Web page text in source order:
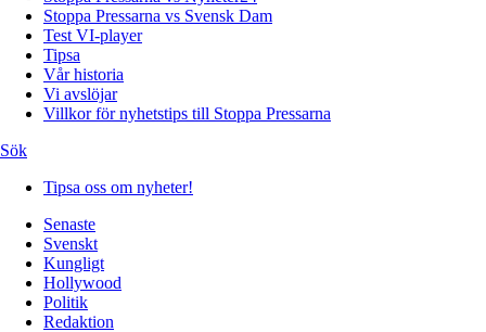
Stoppa Pressarna vs Svensk Dam
Test VI-player
Tipsa
Vår historia
Vi avslöjar
Villkor för nyhetstips till Stoppa Pressarna
Sök
Tipsa oss om nyheter!
Senaste
Svenskt
Kungligt
Hollywood
Politik
Redaktion